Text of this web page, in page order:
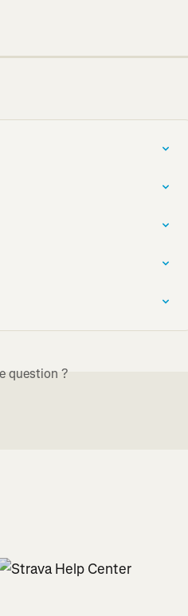
question ?